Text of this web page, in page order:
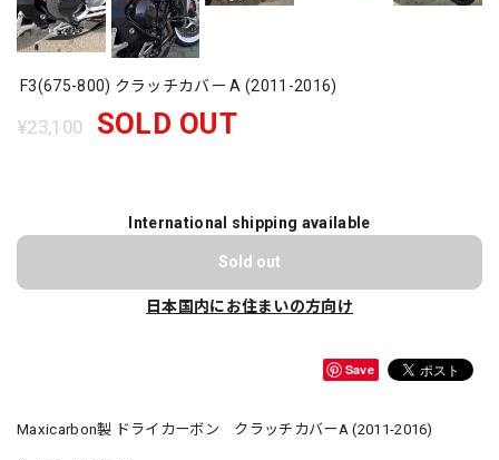
F3(675-800) クラッチカバー A (2011-2016)
¥23,100 SOLD OUT
International shipping available
Sold out
日本国内にお住まいの方向け
Save
Maxicarbon製 ドライカーボン クラッチカバーA (2011-2016)